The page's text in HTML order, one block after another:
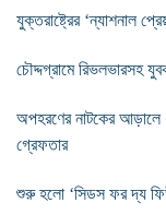
যুক্তরাষ্ট্রের ‘ন্যাশনাল
চৌদ্দগ্রামে রিভলভারসহ
অপহরণের নাটকের আড়ালে
গ্রেফতার
শুরু হলো ‘সিডস ফর দ্য